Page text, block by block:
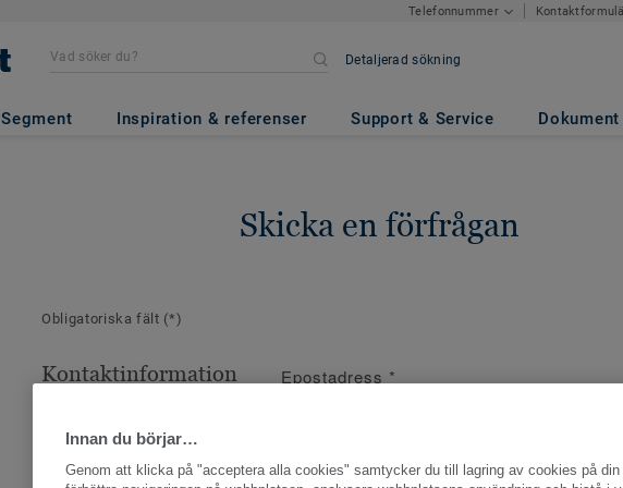
Telefonnummer
Detaljerad sökning
Segment Inspiration & referenser Support & Service Dokument
Skicka en förfrågan
Obligatoriska fält (*)
Kontaktinformation Epostadress *
Innan du börjar…
Genom att klicka på "acceptera alla cookies" samtycker du till lagring av cookies på